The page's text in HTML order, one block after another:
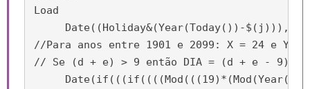
Load
Date((Holiday&(Year(Today())-$(j))),'DD/
//Para anos entre 1901 e 2099: X = 24 e Y =
// Se (d + e) > 9 então DIA = (d + e - 9) e